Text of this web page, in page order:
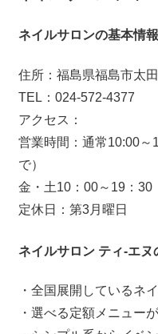
ネイルサロンの基本情報
住所：福島県福島市太
TEL：024-572-4377
アクセス：
営業時間：通常10:00～
で）
金・土10：00～19：30
定休日：第3月曜日
ネイルサロン ティ-エヌ
・全国展開しているネ
・選べる定額メニュー